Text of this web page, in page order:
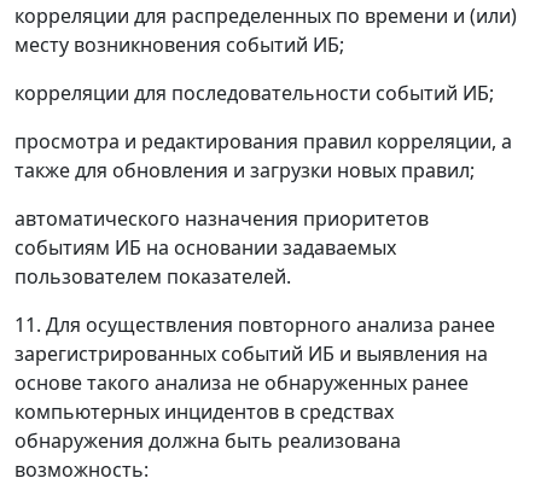
корреляции для распределенных по времени и (или)
месту возникновения событий ИБ;
корреляции для последовательности событий ИБ;
просмотра и редактирования правил корреляции, а
также для обновления и загрузки новых правил;
автоматического назначения приоритетов
событиям ИБ на основании задаваемых
пользователем показателей.
11. Для осуществления повторного анализа ранее
зарегистрированных событий ИБ и выявления на
основе такого анализа не обнаруженных ранее
компьютерных инцидентов в средствах
обнаружения должна быть реализована
возможность: